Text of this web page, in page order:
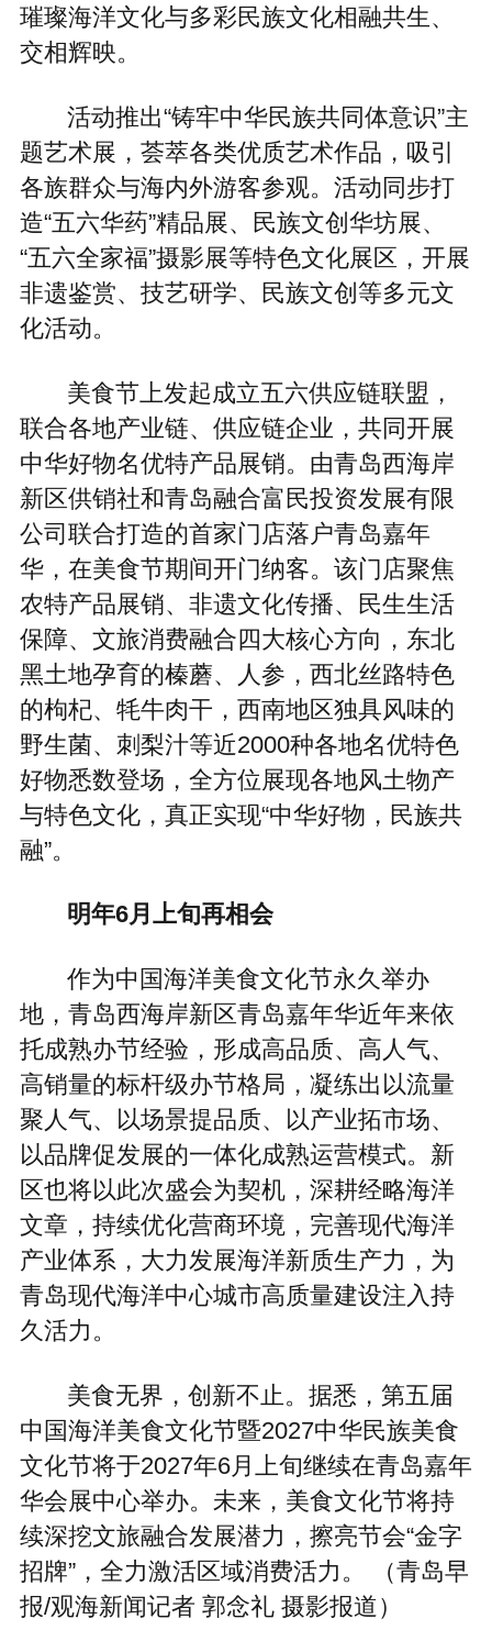
璀璨海洋文化与多彩民族文化相融共生、
交相辉映。
活动推出“铸牢中华民族共同体意识”主
题艺术展，荟萃各类优质艺术作品，吸引
各族群众与海内外游客参观。活动同步打
造“五六华药”精品展、民族文创华坊展、
“五六全家福”摄影展等特色文化展区，开展
非遗鉴赏、技艺研学、民族文创等多元文
化活动。
美食节上发起成立五六供应链联盟，
联合各地产业链、供应链企业，共同开展
中华好物名优特产品展销。由青岛西海岸
新区供销社和青岛融合富民投资发展有限
公司联合打造的首家门店落户青岛嘉年
华，在美食节期间开门纳客。该门店聚焦
农特产品展销、非遗文化传播、民生生活
保障、文旅消费融合四大核心方向，东北
黑土地孕育的榛蘑、人参，西北丝路特色
的枸杞、牦牛肉干，西南地区独具风味的
野生菌、刺梨汁等近2000种各地名优特色
好物悉数登场，全方位展现各地风土物产
与特色文化，真正实现“中华好物，民族共
融”。
明年6月上旬再相会
作为中国海洋美食文化节永久举办
地，青岛西海岸新区青岛嘉年华近年来依
托成熟办节经验，形成高品质、高人气、
高销量的标杆级办节格局，凝练出以流量
聚人气、以场景提品质、以产业拓市场、
以品牌促发展的一体化成熟运营模式。新
区也将以此次盛会为契机，深耕经略海洋
文章，持续优化营商环境，完善现代海洋
产业体系，大力发展海洋新质生产力，为
青岛现代海洋中心城市高质量建设注入持
久活力。
美食无界，创新不止。据悉，第五届
中国海洋美食文化节暨2027中华民族美食
文化节将于2027年6月上旬继续在青岛嘉年
华会展中心举办。未来，美食文化节将持
续深挖文旅融合发展潜力，擦亮节会“金字
招牌”，全力激活区域消费活力。 （青岛早
报/观海新闻记者 郭念礼 摄影报道）